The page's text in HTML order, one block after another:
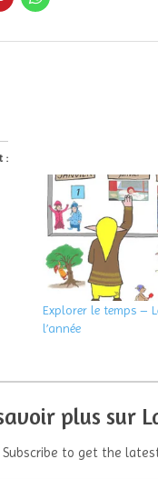
:
Explorer le temps –
l’année
plus sur
Subscribe to get the